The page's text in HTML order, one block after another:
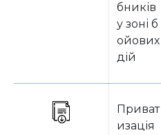
бників
у зоні б
ойових
дій
Приват
изація